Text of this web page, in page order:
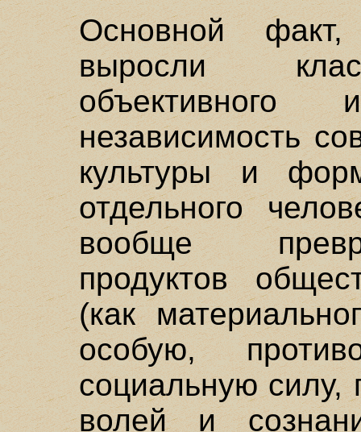
Основной
выросли
независимость
культуры и
отдельного
вообще
продуктов
(как
особую,
социальную силу,
волей и